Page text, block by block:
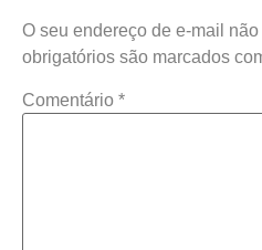
O seu endereço de e-mail
obrigatórios são marcados
Comentário *